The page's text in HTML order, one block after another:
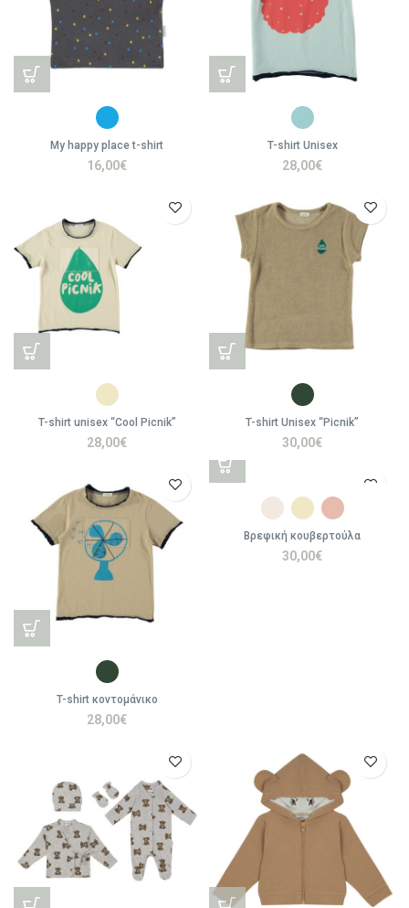
My happy place t-shirt
16,00€
T-shirt Unisex
28,00€
T-shirt unisex “Cool Picnik”
28,00€
T-shirt Unisex “Picnik”
30,00€
T-shirt κοντομάνικο
28,00€
Βρεφική κουβερτούλα
30,00€